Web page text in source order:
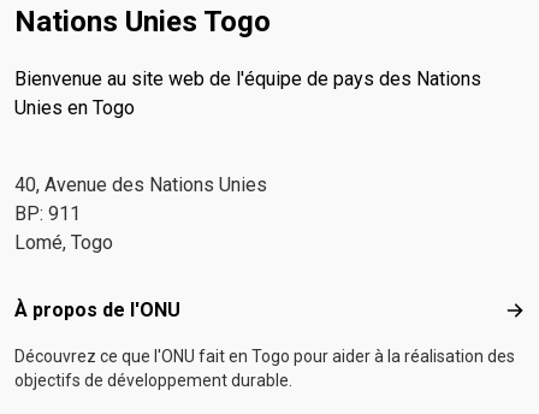
Nations Unies Togo
Bienvenue au site web de l'équipe de pays des Nations
Unies en Togo
40, Avenue des Nations Unies
BP: 911
Lomé, Togo
Footer menu
À propos de l'ONU À
Découvrez ce que l'ONU fait en Togo pour aider à la réalisation des
objectifs de développement durable.